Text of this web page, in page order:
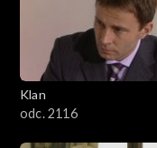
Klan
odc. 2116